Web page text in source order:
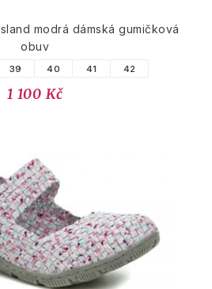
modrá dámská gumičková
obuv
39 40 41 42
1 100 Kč